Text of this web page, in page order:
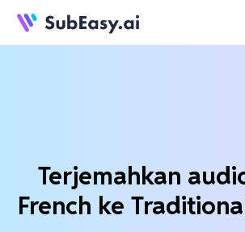
Terjemahkan
French ke